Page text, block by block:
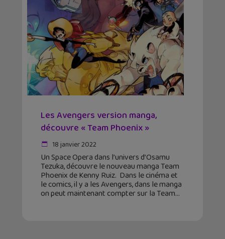
Les Avengers version manga,
découvre « Team Phoenix »
18 janvier 2022
Un Space Opera dans l’univers d’Osamu
Tezuka, découvre le nouveau manga Team
Phoenix de Kenny Ruiz. Dans le cinéma et
le comics, il y a les Avengers, dans le manga
on peut maintenant compter sur la Team